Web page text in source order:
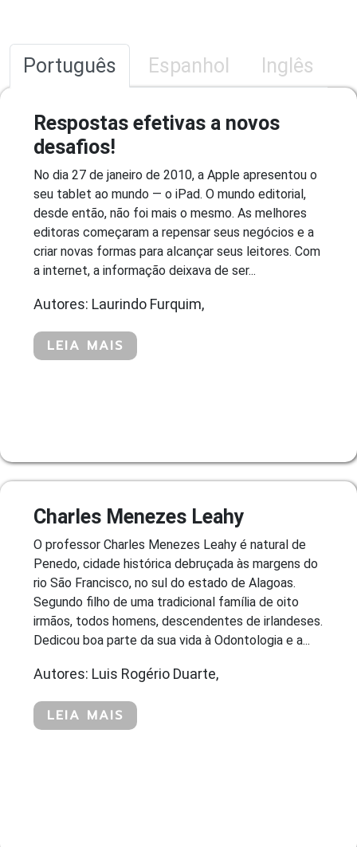
Português Espanhol Inglês
Respostas efetivas a novos
desafios!
No dia 27 de janeiro de 2010, a Apple apresentou o
seu tablet ao mundo — o iPad. O mundo editorial,
desde então, não foi mais o mesmo. As melhores
editoras começaram a repensar seus negócios e a
criar novas formas para alcançar seus leitores. Com
a internet, a informação deixava de ser...
Autores: Laurindo Furquim,
LEIA MAIS
Charles Menezes Leahy
O professor Charles Menezes Leahy é natural de
Penedo, cidade histórica debruçada às margens do
rio São Francisco, no sul do estado de Alagoas.
Segundo filho de uma tradicional família de oito
irmãos, todos homens, descendentes de irlandeses.
Dedicou boa parte da sua vida à Odontologia e a...
Autores: Luis Rogério Duarte,
LEIA MAIS